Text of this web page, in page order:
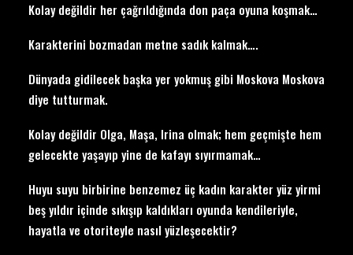
Kolay değildir her çağrıldığında don paça oyuna koşmak…
Karakterini bozmadan metne sadık kalmak….
Dünyada gidilecek başka yer yokmuş gibi Moskova Moskova
diye tutturmak.
Kolay değildir Olga, Maşa, Irina olmak; hem geçmişte hem
gelecekte yaşayıp yine de kafayı sıyırmamak…
Huyu suyu birbirine benzemez üç kadın karakter yüz yirmi
beş yıldır içinde sıkışıp kaldıkları oyunda kendileriyle,
hayatla ve otoriteyle nasıl yüzleşecektir?